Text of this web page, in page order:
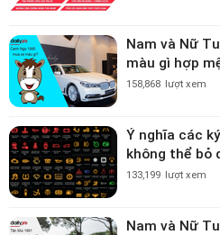
Nam và Nữ
màu gì hợp
158,868 lượt xem
Ý nghĩa các
không thể bỏ
133,199 lượt xem
Nam và Nữ